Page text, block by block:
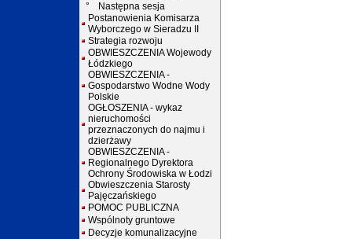
°
Następna sesja
Postanowienia Komisarza
Wyborczego w Sieradzu II
Strategia rozwoju
OBWIESZCZENIA Wojewody
Łódzkiego
OBWIESZCZENIA -
Gospodarstwo Wodne Wody
Polskie
OGŁOSZENIA - wykaz
nieruchomości
przeznaczonych do najmu i
dzierżawy
OBWIESZCZENIA -
Regionalnego Dyrektora
Ochrony Środowiska w Łodzi
Obwieszczenia Starosty
Pajęczańskiego
POMOC PUBLICZNA
Wspólnoty gruntowe
Decyzje komunalizacyjne